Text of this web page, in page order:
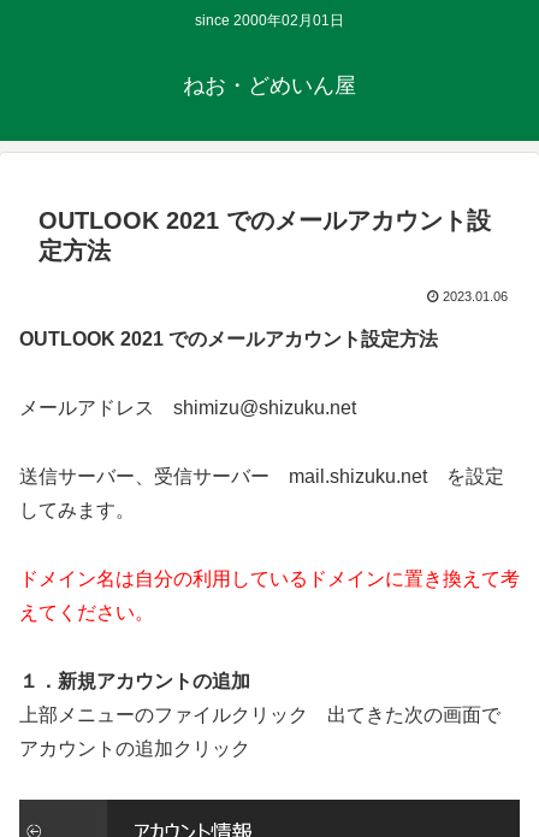
since 2000年02月01日
ねお・どめいん屋
OUTLOOK 2021 でのメールアカウント設
定方法
2023.01.06
OUTLOOK 2021 でのメールアカウント設定方法
メールアドレス shimizu@shizuku.net
送信サーバー、受信サーバー mail.shizuku.net
を設定
してみます。
ドメイン名は自分の利用しているドメインに置き換えて考
えてください。
１．新規アカウントの追加
上部メニューのファイルクリック
出てきた次の画面で
アカウントの追加クリック